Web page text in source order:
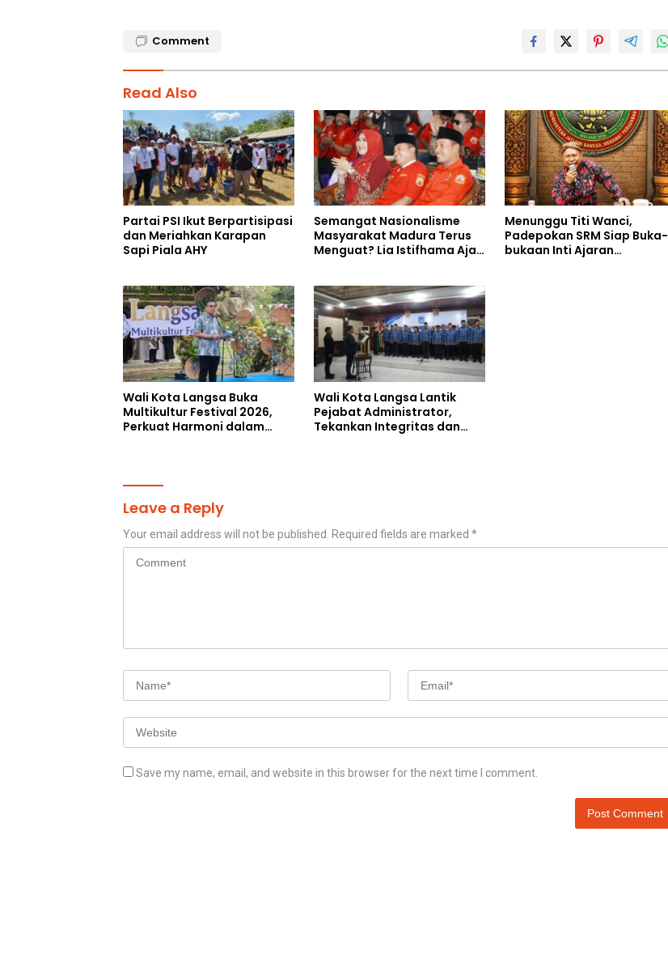
Comment
Read Also
Partai PSI Ikut Berpartisipasi
dan Meriahkan Karapan
Sapi Piala AHY
Semangat Nasionalisme
Masyarakat Madura Terus
Menguat? Lia Istifhama Ajak
Menunggu Titi Wanci,
Padepokan SRM Siap Buka-
bukaan Inti Ajaran
Wali Kota Langsa Buka
Multikultur Festival 2026,
Perkuat Harmoni dalam
Wali Kota Langsa Lantik
Pejabat Administrator,
Tekankan Integritas dan
Leave a Reply
Your email address will not be published. Required fields are marked *
Save my name, email, and website in this browser for the next time I comment.